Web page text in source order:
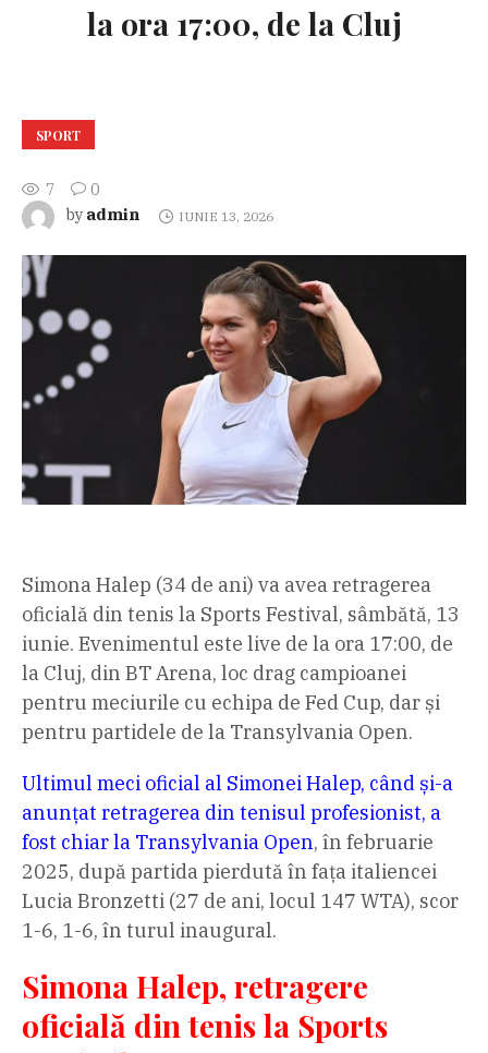
la ora 17:00, de la Cluj
SPORT
7
0
by admin IUNIE 13, 2026
Simona Halep (34 de ani) va avea retragerea
oficială din tenis la Sports Festival, sâmbătă, 13
iunie. Evenimentul este live de la ora 17:00, de
la Cluj, din BT Arena, loc drag campioanei
pentru meciurile cu echipa de Fed Cup, dar și
pentru partidele de la Transylvania Open.
Ultimul meci oficial al Simonei Halep, când și-a
anunțat retragerea din tenisul profesionist, a
fost chiar la Transylvania Open, în februarie
2025, după partida pierdută în fața italiencei
Lucia Bronzetti (27 de ani, locul 147 WTA), scor
1-6, 1-6, în turul inaugural.
Simona Halep, retragere
oficială din tenis la Sports